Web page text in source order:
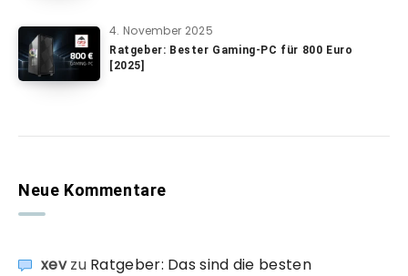
4. November 2025
Ratgeber: Bester Gaming-PC für 800 Euro
[2025]
Neue Kommentare
xevzu Ratgeber: Das sind die besten